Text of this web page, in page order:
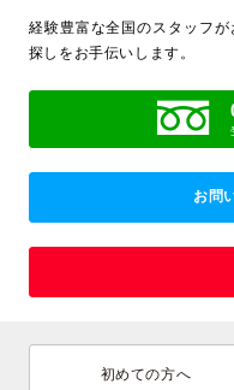
経験豊富な全国のスタッフが
探しをお手伝いします。
お問
初めての方へ